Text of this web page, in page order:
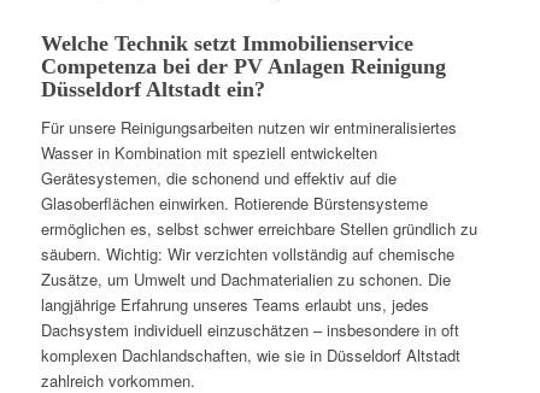
Welche Technik setzt Immobilienservice
Competenza bei der PV Anlagen Reinigung
Düsseldorf Altstadt ein?
Für unsere Reinigungsarbeiten nutzen wir entmineralisiertes
Wasser in Kombination mit speziell entwickelten
Gerätesystemen, die schonend und effektiv auf die
Glasoberflächen einwirken. Rotierende Bürstensysteme
ermöglichen es, selbst schwer erreichbare Stellen gründlich zu
säubern. Wichtig: Wir verzichten vollständig auf chemische
Zusätze, um Umwelt und Dachmaterialien zu schonen. Die
langjährige Erfahrung unseres Teams erlaubt uns, jedes
Dachsystem individuell einzuschätzen – insbesondere in oft
komplexen Dachlandschaften, wie sie in Düsseldorf Altstadt
zahlreich vorkommen.